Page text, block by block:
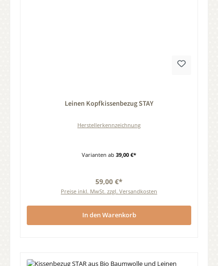
Leinen Kopfkissenbezug STAY
Herstellerkennzeichnung
Varianten ab 39,00 €*
59,00 €*
Preise inkl. MwSt. zzgl. Versandkosten
In den Warenkorb